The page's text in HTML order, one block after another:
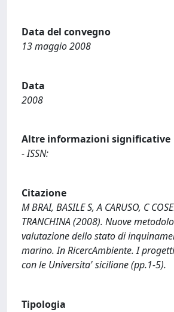
Data del convegno
13 maggio 2008
Data
2008
Altre informazioni significative
- ISSN:
Citazione
M BRAI, BASILE S, A CARUSO, C
TRANCHINA (2008). Nuove
valutazione dello stato di
marino. In RicercAmbiente. I
con le Universita' siciliane (pp.1-5).
Tipologia